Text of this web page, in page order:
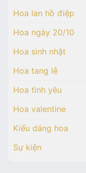
Hoa lan hồ điệp
Hoa ngày 20/10
Hoa sinh nhật
Hoa tang lễ
Hoa tình yêu
Hoa valentine
Kiểu dáng hoa
Sự kiện